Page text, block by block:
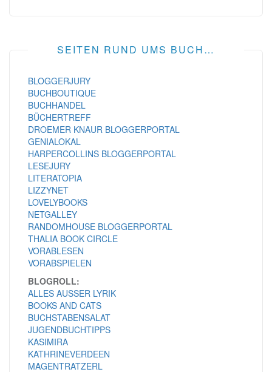
SEITEN RUND UMS BUCH…
BLOGGERJURY
BUCHBOUTIQUE
BUCHHANDEL
BÜCHERTREFF
DROEMER KNAUR BLOGGERPORTAL
GENIALOKAL
HARPERCOLLINS BLOGGERPORTAL
LESEJURY
LITERATOPIA
LIZZYNET
LOVELYBOOKS
NETGALLEY
RANDOMHOUSE BLOGGERPORTAL
THALIA BOOK CIRCLE
VORABLESEN
VORABSPIELEN
BLOGROLL:
ALLES AUSSER LYRIK
BOOKS AND CATS
BUCHSTABENSALAT
JUGENDBUCHTIPPS
KASIMIRA
KATHRINEVERDEEN
MAGENTRATZERL